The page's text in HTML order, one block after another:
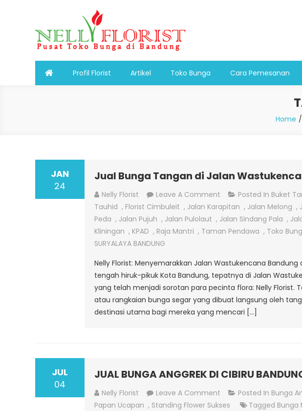
Nelly Florist Bandung
Profil Florist
Artikel Toko Bunga Cara Pemesanan
Home
JAN
24
Jual Bunga Tangan di Jalan
Nelly Florist Leave A CommentOn
Jual
Bunga
Tangan
Wastukencana
Posted In Buket
Tauhid , Florist Cimbuleit , Jalan Karapitan , Jalan Melong ,
Peda , Jalan Pujuh , Jalan Pulolaut , Jalan Sindang Pala ,
Kliningan , KPAD , Raja Mantri , Taman Pendawa , Toko
SURYALAYA BANDUNG
Nelly Florist: Menyemarakkan Jalan Wastukencana
tengah hiruk-pikuk Kota Bandung, tepatnya di Jalan
yang telah menjadi sorotan para pecinta flora: Nelly Florist.
atau rangkaian bunga segar yang dibuat langsung oleh
destinasi utama bagi mereka yang mencari […]
JUL
04
JUAL BUNGA ANGGREK DI CIBIRU
Nelly Florist Leave A CommentOn
JUAL
Posted In Bunga
Papan Ucapan , Standing Flower Sukses Tagged Bunga